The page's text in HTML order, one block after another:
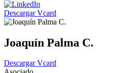
Descargar Vcard
Joaquín Palma C.
Descargar Vcard